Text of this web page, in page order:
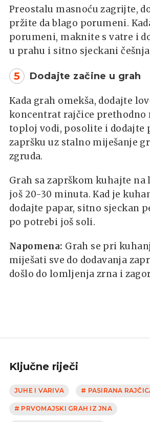
Preostalu masnoću zagrijte,
pržite da blago porumeni.
porumeni, maknite s vatre i
u prahu i sitno sjeckani
5 Dodajte začine u grah
Kada grah omekša, dodajte
koncentrat rajčice prethodno
toploj vodi, posolite i dodajte
zapršku uz stalno miješanje
zgruda.
Grah sa zaprškom kuhajte
još 20-30 minuta. Kad je
dodajte papar, sitno sjeckan
po potrebi još soli.
Napomena: Grah se pri
miješati sve do dodavanja
došlo do lomljenja zrna i
Ključne riječi
JUHE I VARIVA # PASIRANA
# PRVOMAJSKI GRAH IZ JNA